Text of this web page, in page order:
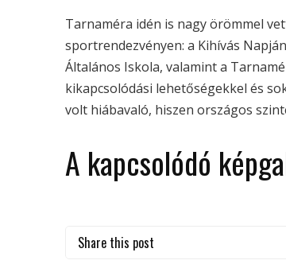
Tarnaméra idén is nagy örömmel
sportrendezvényen: a Kihívás
Általános Iskola, valamint a
kikapcsolódási lehetőségekkel és
volt hiábavaló, hiszen országos
A kapcsolódó
Share this post